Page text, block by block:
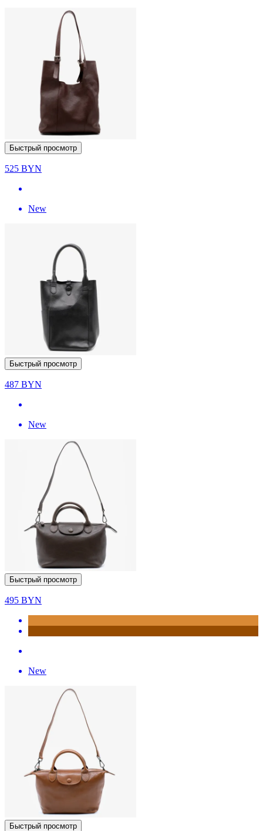
Быстрый просмотр
525 BYN
New
Быстрый просмотр
487 BYN
New
Быстрый просмотр
495 BYN
New
Быстрый просмотр